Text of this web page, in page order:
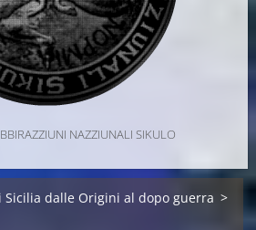
NAZZIUNALI SIKULO
Sicilia dalle Origini al dopo guerra >